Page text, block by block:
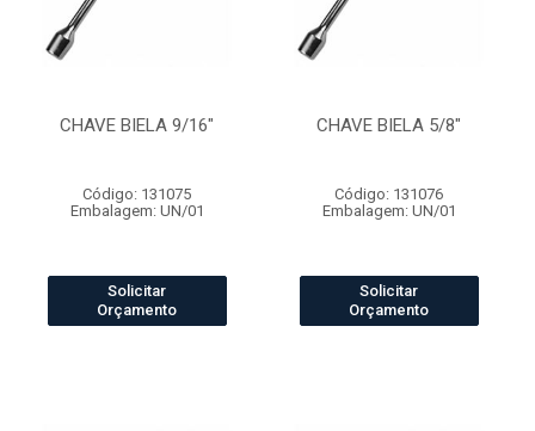
CHAVE BIELA 9/16"
Código: 131075
Embalagem: UN/01
Solicitar
Orçamento
CHAVE BIELA 5/8"
Código: 131076
Embalagem: UN/01
Solicitar
Orçamento